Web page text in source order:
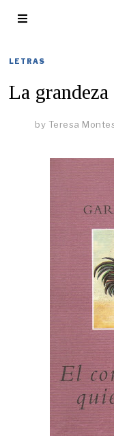
LETRAS
La
by Teresa